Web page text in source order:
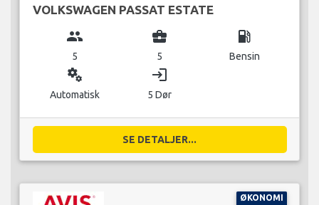
VOLKSWAGEN PASSAT ESTATE
group
5
business_center
5
local_gas_station
Bensin
miscellaneous_services
Automatisk
login
5 Dør
SE DETALJER...
ØKONOMI